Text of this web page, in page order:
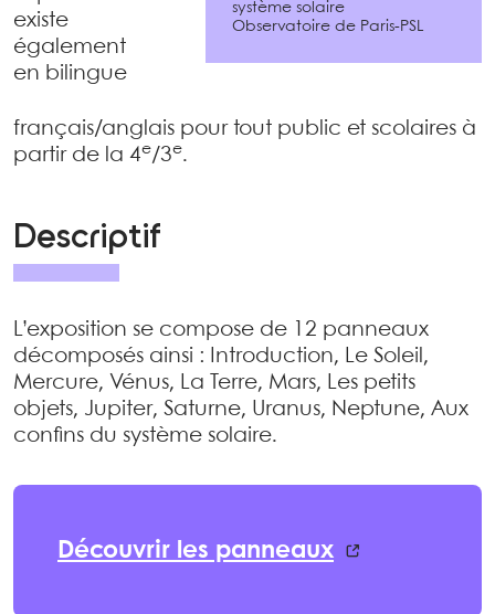
système solaire
Observatoire de Paris-PSL
existe
également
en bilingue
français/anglais pour tout public et scolaires à
partir de la 4e/3e.
Descriptif
L’exposition se compose de 12 panneaux
décomposés ainsi : Introduction, Le Soleil,
Mercure, Vénus, La Terre, Mars, Les petits
objets, Jupiter, Saturne, Uranus, Neptune, Aux
confins du système solaire.
Découvrir les panneaux